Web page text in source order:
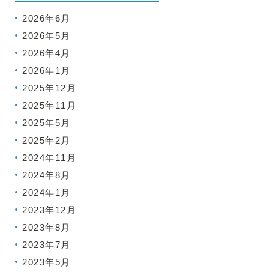
2026年6月
2026年5月
2026年4月
2026年1月
2025年12月
2025年11月
2025年5月
2025年2月
2024年11月
2024年8月
2024年1月
2023年12月
2023年8月
2023年7月
2023年5月